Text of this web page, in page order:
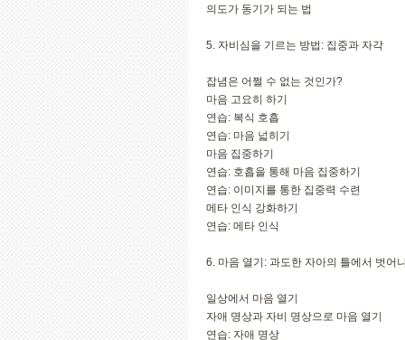
의도가 동기가 되는 법
5. 자비심을 기르는 방법: 집중과 자각
잡념은 어쩔 수 없는 것인가?
마음 고요히 하기
연습: 복식 호흡
연습: 마음 넓히기
마음 집중하기
연습: 호흡을 통해 마음 집중하기
연습: 이미지를 통한 집중력 수련
메타 인식 강화하기
연습: 메타 인식
6. 마음 열기: 과도한 자아의 틀에서 벗어
일상에서 마음 열기
자애 명상과 자비 명상으로 마음 열기
연습: 자애 명상